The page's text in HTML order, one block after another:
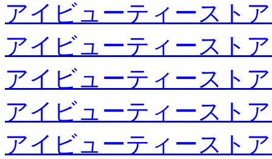
アイビューティースト
アイビューティースト
アイビューティースト
アイビューティースト
アイビューティースト